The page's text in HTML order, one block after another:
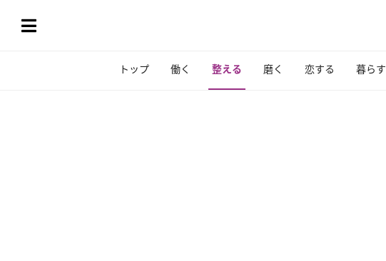
トップ 働く 整える 磨く 恋する 暮らす